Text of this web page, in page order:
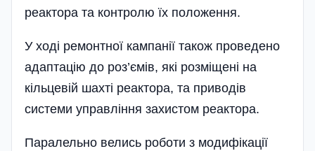
реактора та контролю їх положення.
У ході ремонтної кампанії також проведено
адаптацію до роз’ємів, які розміщені на
кільцевій шахті реактора, та приводів
системи управління захистом реактора.
Паралельно велись роботи з модифікації